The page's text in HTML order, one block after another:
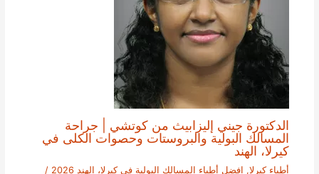
الدكتورة جيني إليزابيث من كوتشي | جراحة
المسالك البولية والبروستات وحصوات الكلى في
كيرلا، الهند
أطباء كيرلا, افضل أطباء المسالك البولية في كيرلا، الهند 2026
/